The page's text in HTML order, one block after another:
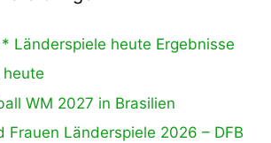
Länderspiele heute Ergebnisse
WM 2027 in Brasilien
Frauen Länderspiele 2026 – DFB